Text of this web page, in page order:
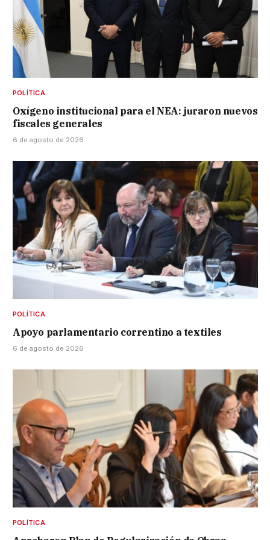
POLÍTICA
Oxígeno institucional para el NEA: juraron nuevos
fiscales generales
6 de agosto de 2026
POLÍTICA
Apoyo parlamentario correntino a textiles
6 de agosto de 2026
POLÍTICA